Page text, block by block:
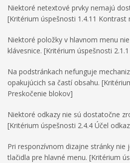
Niektoré netextové prvky nemajú
[Kritérium úspešnosti 1.4.11 Kontrast
Niektoré položky v hlavnom menu
klávesnice. [Kritérium úspešnosti
Na podstránkach nefunguje
opakujúcich sa častí obsahu.
Preskočenie blokov]
Niektoré odkazy nie sú dostatočne
[Kritérium úspešnosti 2.4.4 Účel
Pri responzívnom dizajne stránky nie
tlačidla pre hlavné menu. [Kritérium